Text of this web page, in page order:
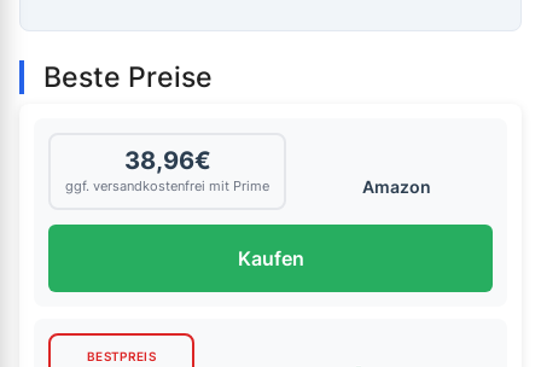
Beste Preise
Amazon
38,96€
ggf. versandkostenfrei mit Prime
Kaufen
BESTPREIS